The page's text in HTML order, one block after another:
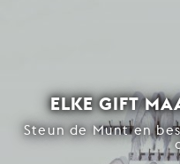
ELKE GIFT
Steun de Munt en